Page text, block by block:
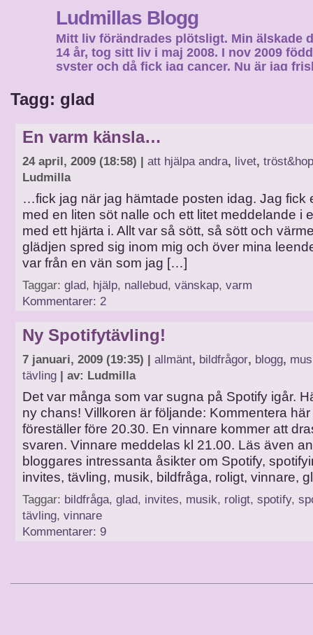
Ludmillas Blogg
Mitt liv förändrades plötsligt. Min älskade
14 år, tog sitt liv i maj 2008. I nov 2009
syster och då fick jag cancer. Nu är jag
Tagg: glad
En varm känsla…
24 april, 2009 (18:58) | att hjälpa andra, livet,
Ludmilla
…fick jag när jag hämtade posten idag. Jag fick
med en liten söt nalle och ett litet meddelande i
med ett hjärta i. Allt var så sött, så sött och
glädjen spred sig inom mig och över mina
var från en vän som jag […]
Taggar: glad, hjälp, nallebud, vänskap, varm
Kommentarer: 2
Ny Spotifytävling!
7 januari, 2009 (19:35) | allmänt, bildfrågor, blogg,
tävling | av: Ludmilla
Det var många som var sugna på Spotify igår.
ny chans! Villkoren är följande: Kommentera
föreställer före 20.30. En vinnare kommer att
svaren. Vinnare meddelas kl 21.00. Läs även
bloggares intressanta åsikter om Spotify,
invites, tävling, musik, bildfråga, roligt, vinnare,
Taggar: bildfråga, glad, invites, musik, roligt, spotify,
tävling, vinnare
Kommentarer: 9